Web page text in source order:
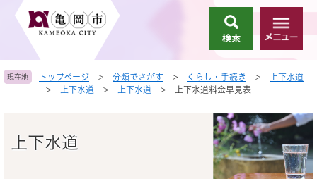
頭
飛
索
メ
ニ
ー
現在地 トップページ > 分類でさがす > くらし・手続き >
上下水道
>
上下水道 > 上下水道 > 上下水道料金早見表
上下水道